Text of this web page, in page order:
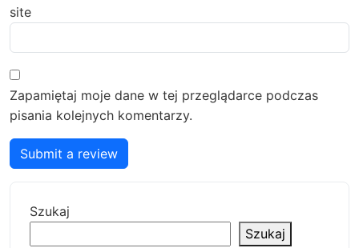
site
Zapamiętaj moje dane w tej przeglądarce podczas
pisania kolejnych komentarzy.
Submit a review
Szukaj
Szukaj